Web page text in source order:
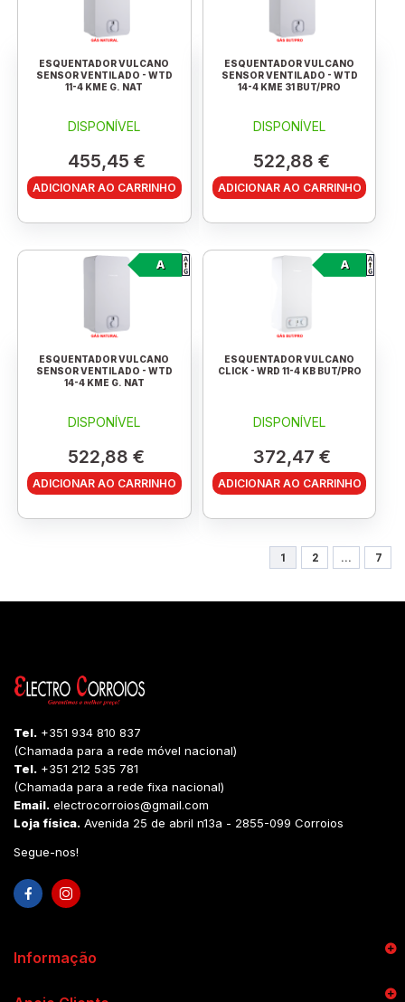
ESQUENTADOR VULCANO
SENSOR VENTILADO - WTD
11-4 KME G. NAT
DISPONÍVEL
455,45 €
ADICIONAR AO CARRINHO
ESQUENTADOR VULCANO
SENSOR VENTILADO - WTD
14-4 KME 31 BUT/PRO
DISPONÍVEL
522,88 €
ADICIONAR AO CARRINHO
A
ESQUENTADOR VULCANO
SENSOR VENTILADO - WTD
14-4 KME G. NAT
DISPONÍVEL
522,88 €
ADICIONAR AO CARRINHO
A
ESQUENTADOR VULCANO
CLICK - WRD 11-4 KB BUT/PRO
DISPONÍVEL
372,47 €
ADICIONAR AO CARRINHO
1 2 ... 7
Tel. +351 934 810 837
(Chamada para a rede móvel nacional)
Tel. +351 212 535 781
(Chamada para a rede fixa nacional)
Email. electrocorroios@gmail.com
Loja física. Avenida 25 de abril n13a - 2855-099 Corroios
Segue-nos!
Informação